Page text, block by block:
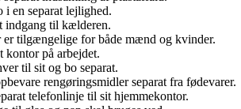
i en separat lejlighed.
indgang til kælderen.
er tilgængelige for både mænd og kvinder.
kontor på arbejdet.
til sit og bo separat.
rengøringsmidler separat fra fødevarer.
telefonlinje til sit hjemmekontor.